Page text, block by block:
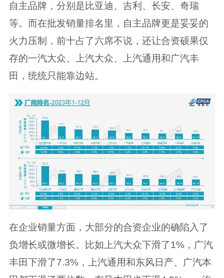
自主品牌，分别是比亚迪、吉利、长安、奇瑞
等。而在批发销量排名里，自主品牌更是妥妥的
火力压制，前十占了六席不说，还让合资硕果仅
存的一汽大众、上汽大众、上汽通用和广汽丰
田，统统只能靠边站。
在企业销量方面，大部分的合资企业的确陷入了
负增长或微增长。比如上汽大众下滑了1%，广汽
丰田下滑了7.3%，上汽通用和东风日产、广汽本